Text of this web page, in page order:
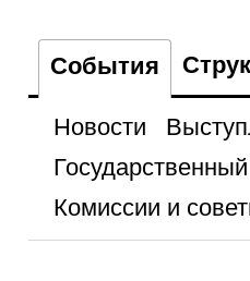
События
Новости
Комиссии и